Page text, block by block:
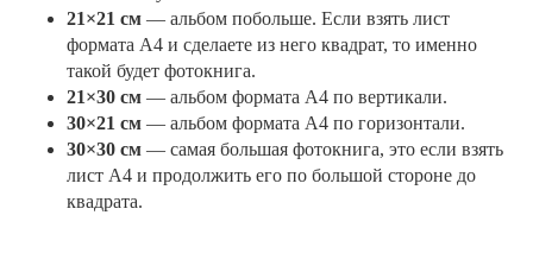
21×21 см — альбом побольше. Если взять лист
формата А4 и сделаете из него квадрат, то именно
такой будет фотокнига.
21×30 см — альбом формата А4 по вертикали.
30×21 см — альбом формата А4 по горизонтали.
30×30 см — самая большая фотокнига, это если взять
лист А4 и продолжить его по большой стороне до
квадрата.